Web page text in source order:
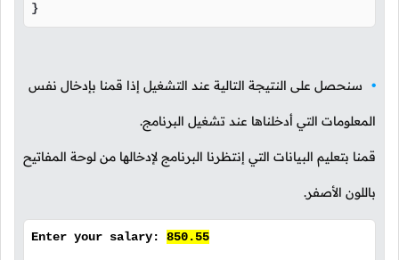
}
سنحصل على النتيجة التالية عند التشغيل إذا قمنا بإدخال نفس
المعلومات التي أدخلناها عند تشغيل البرنامج.
قمنا بتعليم البيانات التي إنتظرنا البرنامج لإدخالها من لوحة المفاتيح
باللون الأصفر.
Enter your salary: 850.55